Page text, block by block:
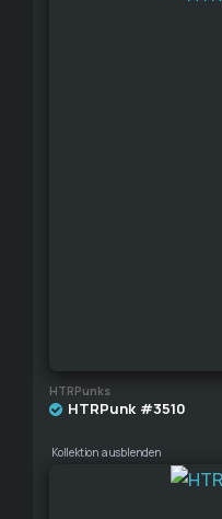
HTRPunks
HTRPunk #3510
Kollektion ausblenden